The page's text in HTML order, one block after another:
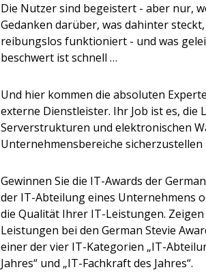
Die Nutzer sind begeistert - aber nur,
Gedanken darüber, was dahinter
reibungslos funktioniert - und was
beschwert ist schnell …
Und hier kommen die absoluten
externe Dienstleister. Ihr Job ist es, die
Serverstrukturen und elektronischen
Unternehmensbereiche
Gewinnen Sie die IT-Awards der
der IT-Abteilung eines Unternehmens
die Qualität Ihrer IT-Leistungen.
Leistungen bei den German Stevie
einer der vier IT-Kategorien „IT-
Jahres“ und „IT-Fachkraft des Jahres“.